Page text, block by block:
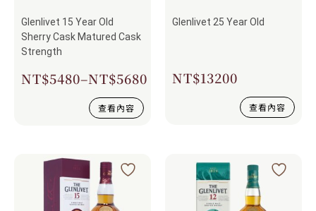
Glenlivet 15 Year Old
Sherry Cask Matured Cask
Strength
NT$5480–NT$5680
查看內容
Glenlivet 25 Year Old
NT$13200
查看內容